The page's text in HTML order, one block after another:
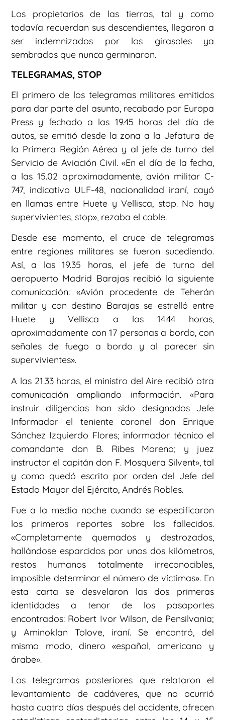
Los propietarios de las tierras, tal y como
todavía recuerdan sus descendientes, llegaron a
ser indemnizados por los girasoles ya
sembrados que nunca germinaron.
TELEGRAMAS, STOP
El primero de los telegramas militares emitidos
para dar parte del asunto, recabado por Europa
Press y fechado a las 19.45 horas del día de
autos, se emitió desde la zona a la Jefatura de
la Primera Región Aérea y al jefe de turno del
Servicio de Aviación Civil. «En el día de la fecha,
a las 15.02 aproximadamente, avión militar C-
747, indicativo ULF-48, nacionalidad iraní, cayó
en llamas entre Huete y Vellisca, stop. No hay
supervivientes, stop», rezaba el cable.
Desde ese momento, el cruce de telegramas
entre regiones militares se fueron sucediendo.
Así, a las 19.35 horas, el jefe de turno del
aeropuerto Madrid Barajas recibió la siguiente
comunicación: «Avión procedente de Teherán
militar y con destino Barajas se estrelló entre
Huete y Vellisca a las 14.44 horas,
aproximadamente con 17 personas a bordo, con
señales de fuego a bordo y al parecer sin
supervivientes».
A las 21.33 horas, el ministro del Aire recibió otra
comunicación ampliando información. «Para
instruir diligencias han sido designados Jefe
Informador el teniente coronel don Enrique
Sánchez Izquierdo Flores; informador técnico el
comandante don B. Ribes Moreno; y juez
instructor el capitán don F. Mosquera Silvent», tal
y como quedó escrito por orden del Jefe del
Estado Mayor del Ejército, Andrés Robles.
Fue a la media noche cuando se especificaron
los primeros reportes sobre los fallecidos.
«Completamente quemados y destrozados,
hallándose esparcidos por unos dos kilómetros,
restos humanos totalmente irreconocibles,
imposible determinar el número de víctimas». En
esta carta se desvelaron las dos primeras
identidades a tenor de los pasaportes
encontrados: Robert Ivor Wilson, de Pensilvania;
y Aminoklan Tolove, iraní. Se encontró, del
mismo modo, dinero «español, americano y
árabe».
Los telegramas posteriores que relataron el
levantamiento de cadáveres, que no ocurrió
hasta cuatro días después del accidente, ofrecen